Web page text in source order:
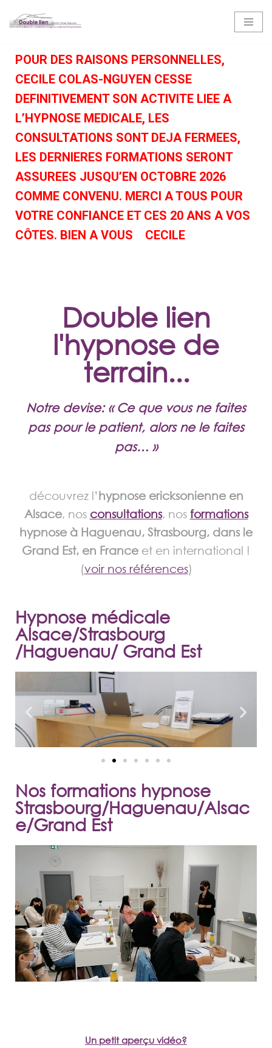
contenu
POUR DES RAISONS PERSONNELLES,
CECILE COLAS-NGUYEN CESSE
DEFINITIVEMENT SON ACTIVITE LIEE A
L’HYPNOSE MEDICALE, LES
CONSULTATIONS SONT DEJA FERMEES,
LES DERNIERES FORMATIONS SERONT
ASSUREES JUSQU’EN OCTOBRE 2026
COMME CONVENU. MERCI A TOUS POUR
VOTRE CONFIANCE ET CES 20 ANS A VOS
CÔTES. BIEN A VOUS CECILE
Double lien
l'hypnose de
terrain...
Notre devise: « Ce que vous ne faites
pas pour le patient, alors ne le faites
pas… »
découvrez l’hypnose ericksonienne en
Alsace, nos consultations, nos formations
hypnose à Haguenau, Strasbourg, dans le
Grand Est, en France et en international !
(voir nos références)
Hypnose médicale
Alsace/Strasbourg
/Haguenau/ Grand Est
Nos formations hypnose
Strasbourg/Haguenau/Alsac
e/Grand Est
Un petit aperçu vidéo?